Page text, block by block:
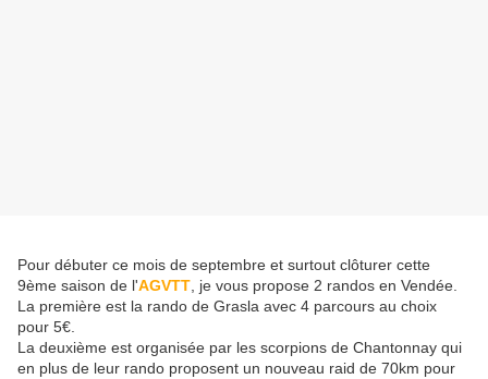
Pour débuter ce mois de septembre et surtout clôturer cette
9ème saison de l'AGVTT , je vous propose 2 randos en Vendée.
La première est la rando de Grasla avec 4 parcours au choix
pour 5€.
La deuxième est organisée par les scorpions de Chantonnay qui
en plus de leur rando proposent un nouveau raid de 70km pour